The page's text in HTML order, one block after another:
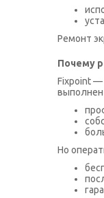
Ремонт
Почему
Fixpoint —
выполнен
Но